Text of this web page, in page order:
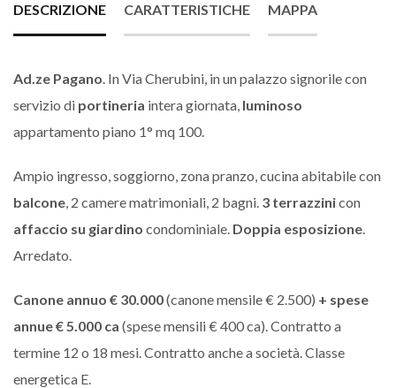
DESCRIZIONE CARATTERISTICHE MAPPA
Ad.ze Pagano. In Via Cherubini, in un palazzo signorile con
servizio di portineria intera giornata, luminoso
appartamento piano 1° mq 100.
Ampio ingresso, soggiorno, zona pranzo, cucina abitabile con
balcone, 2 camere matrimoniali, 2 bagni. 3 terrazzinicon
affaccio su giardino condominiale. Doppia esposizione.
Arredato.
Canone annuo € 30.000(canone mensile € 2.500) + spese
annue € 5.000 ca (spese mensili € 400 ca). Contratto a
termine 12 o 18 mesi. Contratto anche a società. Classe
energetica E.